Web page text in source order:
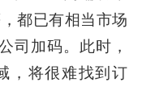
都已有相当市场
司加码。此时，
，将很难找到订